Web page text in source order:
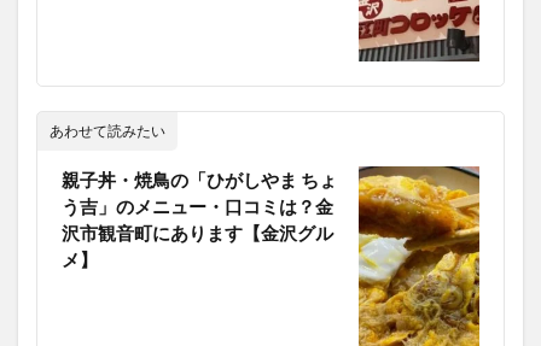
あわせて読みたい
親子丼・焼鳥の「ひがしやま ちょ
う吉」のメニュー・口コミは？金
沢市観音町にあります【金沢グル
メ】